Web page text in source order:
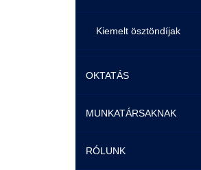
Kiemelt ösztöndíjak
Nemzetközi Lehetőségek
Szolgáltatások
Fordítási Szolgáltatások
OKTATÁS
Képzéseink
Duális képzés
MUNKATÁRSAKNAK
Képzéseink
RÓLUNK